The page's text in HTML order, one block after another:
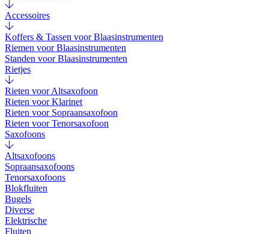
Accessoires
Koffers & Tassen voor Blaasinstrumenten
Riemen voor Blaasinstrumenten
Standen voor Blaasinstrumenten
Rietjes
Rieten voor Altsaxofoon
Rieten voor Klarinet
Rieten voor Sopraansaxofoon
Rieten voor Tenorsaxofoon
Saxofoons
Altsaxofoons
Sopraansaxofoons
Tenorsaxofoons
Blokfluiten
Bugels
Diverse
Elektrische
Fluiten